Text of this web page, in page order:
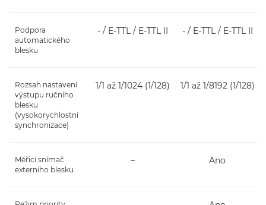
Podpora
automatického
blesku
- / E-TTL / E-TTL II - / E-TTL / E-TTL II
Rozsah nastavení
výstupu ručního
blesku
(vysokorychlostní
synchronizace)
1/1 až 1/1024 (1/128) 1/1 až 1/8192 (1/128)
Měřicí snímač
externího blesku
– Ano